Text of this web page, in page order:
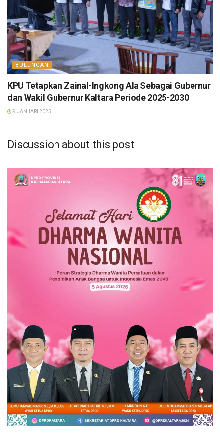
BULUNGAN
KPU Tetapkan Zainal-Ingkong Ala Sebagai Gubernur
dan Wakil Gubernur Kaltara Periode 2025-2030
9 JANUARI 2025
Discussion about this post